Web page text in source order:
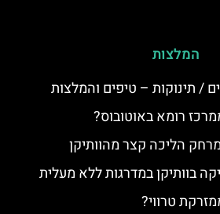
המלצות
/ תינוקות – טיפים והמלצות
רומא באוטובוס?
הליכה קצר מהוותיקן
בוותיקן במדרגות ללא מעלית
טרווי?